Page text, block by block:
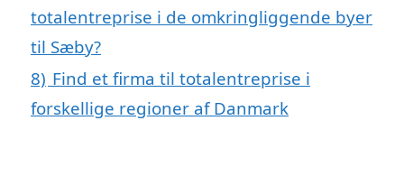
totalentreprise i de omkringliggende byer
til Sæby?
8) Find et firma til totalentreprise i
forskellige regioner af Danmark